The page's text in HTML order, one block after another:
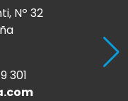
Nº 32
301